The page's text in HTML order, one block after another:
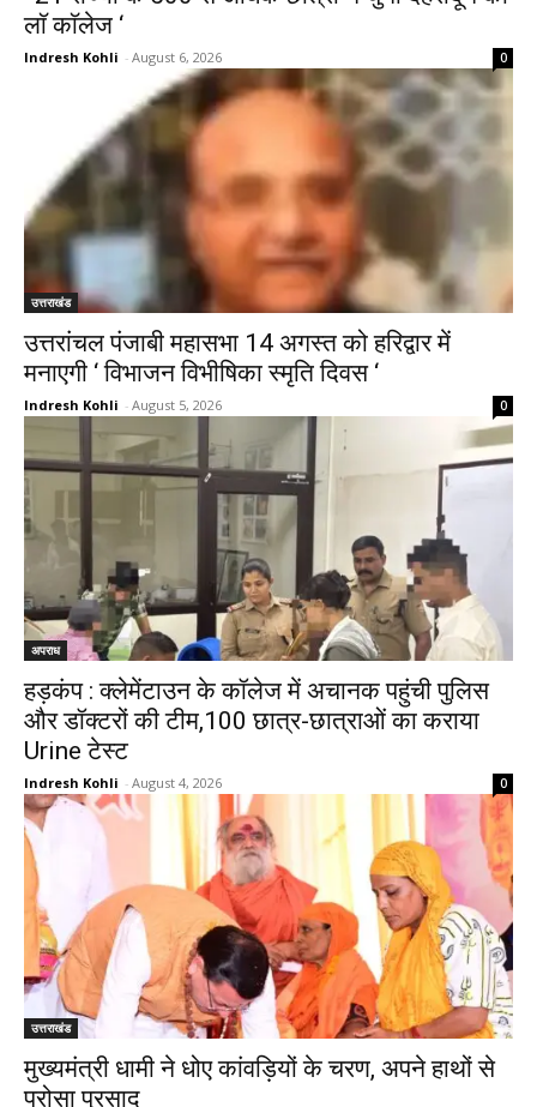
लाॅ काॅलेज ‘
Indresh Kohli - August 6, 2026 0
उत्तराखंड
उत्तरांचल पंजाबी महासभा 14 अगस्त को हरिद्वार में
मनाएगी ‘ विभाजन विभीषिका स्मृति दिवस ‘
Indresh Kohli - August 5, 2026 0
अपराध
हड़कंप : क्लेमेंटाउन के कॉलेज में अचानक पहुंची पुलिस
और डॉक्टरों की टीम,100 छात्र-छात्राओं का कराया
Urine टेस्ट
Indresh Kohli - August 4, 2026 0
उत्तराखंड
मुख्यमंत्री धामी ने धोए कांवड़ियों के चरण, अपने हाथों से
परोसा प्रसाद